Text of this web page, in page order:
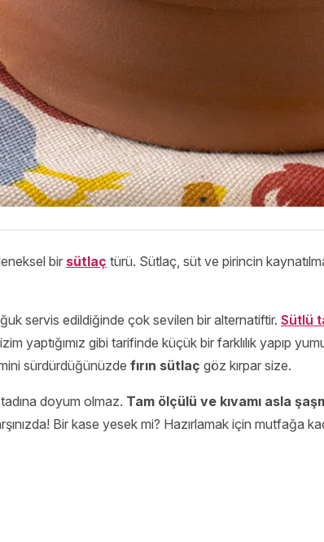
bir sütlaç türü. Sütlaç, süt ve pirincin
servis edildiğinde çok sevilen bir alternatiftir. Sütlü
yaptığımız gibi tarifinde küçük bir farklılık yapıp
sürdürdüğünüzde fırın sütlaç göz kırpar size.
doyum olmaz. Tam ölçülü ve kıvamı asla
Bir kase yesek mi? Hazırlamak için mutfağa